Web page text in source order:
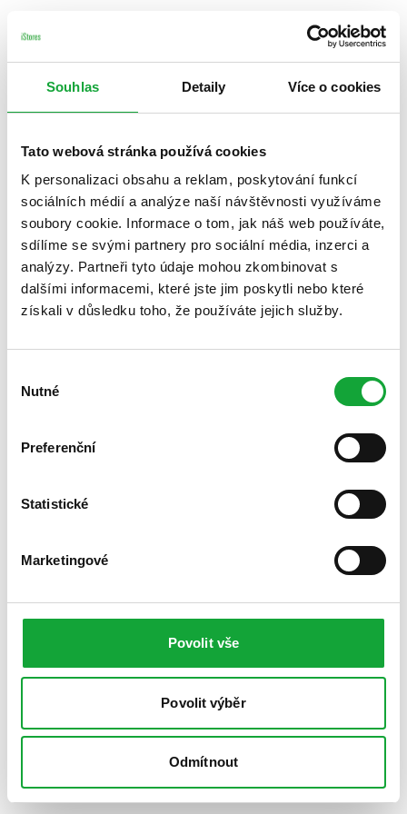
Souhlas Detaily Více o cookies
Tato webová stránka používá cookies
K personalizaci obsahu a reklam, poskytování funkcí
sociálních médií a analýze naší návštěvnosti využíváme
soubory cookie. Informace o tom, jak náš web používáte,
sdílíme se svými partnery pro sociální média, inzerci a
analýzy. Partneři tyto údaje mohou zkombinovat s
dalšími informacemi, které jste jim poskytli nebo které
získali v důsledku toho, že používáte jejich služby.
souhlasu
Nutné
Preferenční
Statistické
Marketingové
Povolit vše
Povolit výběr
Odmítnout